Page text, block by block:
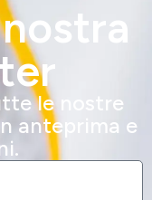
le nostre
anteprima e